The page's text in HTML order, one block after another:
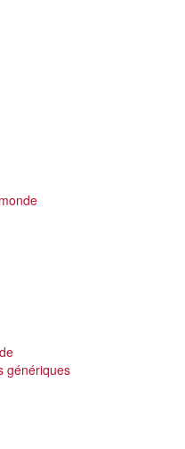
génériques